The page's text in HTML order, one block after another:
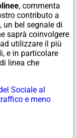
, commenta
contributo a
bel segnale di
saprà coinvolgere
utilizzare il più
e in particolare
linea che
Sociale al
e meno